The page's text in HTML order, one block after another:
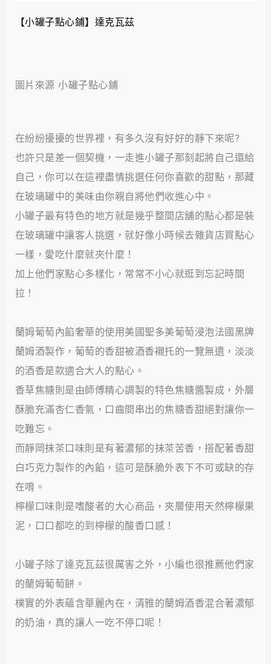
【小罐子點心鋪】達克瓦茲
圖片來源 小罐子點心鋪
在紛紛擾擾的世界裡，有多久沒有好好的靜下來呢?
也許只是差一個契機，一走進小罐子那刻起將自己還給
自己，你可以在這裡盡情挑選任何你喜歡的甜點，那藏
在玻璃罐中的美味由你親自將他們收進心中。
小罐子最有特色的地方就是幾乎整間店舖的點心都是裝
在玻璃罐中讓客人挑選，就好像小時候去雜貨店買點心
一樣，愛吃什麼就夾什麼！
加上他們家點心多樣化，常常不小心就逛到忘記時間
拉！
蘭姆葡萄內餡奢華的使用美國聖多美葡萄浸泡法國黑牌
蘭姆酒製作，葡萄的香甜被酒香襯托的一覽無遺，淡淡
的酒香是款適合大人的點心。
香草焦糖則是由師傅精心調製的特色焦糖醬製成，外層
酥脆充滿杏仁香氣，口齒間串出的焦糖香甜絕對讓你一
吃難忘。
而靜岡抹茶口味則是有著濃郁的抹茶苦香，搭配著香甜
白巧克力製作的內餡，這可是酥脆外表下不可或缺的存
在唷。
檸檬口味則是嗜酸者的大心商品，夾層使用天然檸檬果
泥，口口都吃的到檸檬的酸香口感！
小罐子除了達克瓦茲很厲害之外，小編也很推薦他們家
的蘭姆葡萄餅。
樸實的外表蘊含華麗內在，清雅的蘭姆酒香混合著濃郁
的奶油，真的讓人一吃不停口呢！